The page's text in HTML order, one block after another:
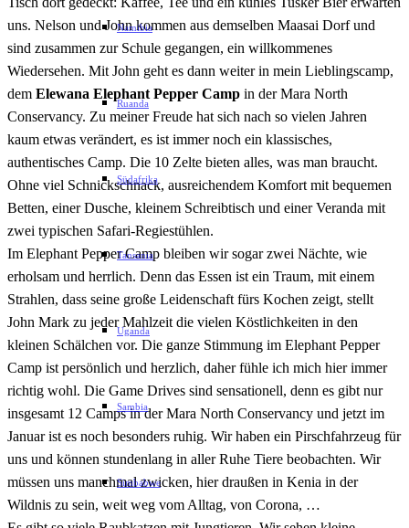
Namibia
Ruanda
Südafrika
Tansania
Uganda
Sambia
Simbabwe
uns. Nelson und John kommen aus demselben Maasai Dorf und
sind zusammen zur Schule gegangen, ein willkommenes
Wiedersehen. Mit John geht es dann weiter in mein Lieblingscamp,
dem Elewana Elephant Pepper Camp in der Mara North
Conservancy. Zu meiner Freude hat sich nach so vielen Jahren
kaum etwas verändert, es ist immer noch ein klassisches,
authentisches Camp. Die 10 Zelte bieten alles, was man braucht.
Ohne viel Schnickschnack, ausreichendem Komfort mit bequemen
Betten, einer Dusche, kleinem Schreibtisch und einer Veranda mit
zwei typischen Safari-Regiestühlen.
Im Elephant Pepper Camp bleiben wir sogar zwei Nächte, wie
erholsam und herrlich. Denn das Essen ist ein Traum, mit einem
Strahlen, dass seine große Leidenschaft fürs Kochen zeigt, stellt
John Mark zu jeder Mahlzeit die vielen Köstlichkeiten in den
kleinen Schälchen vor. Die ganze Stimmung im Elephant Pepper
Camp ist persönlich und herzlich, daher fühle ich mich hier immer
richtig wohl. Die Game Drives sind sensationell, denn es gibt nur
insgesamt 12 Camps in der Mara North Conservancy und jetzt im
Januar ist es noch besonders ruhig. Wir haben ein Pirschfahrzeug für
uns und können stundenlang in aller Ruhe Tiere beobachten. Wir
müssen uns manchmal zwicken, hier draußen in Kenia in der
Wildnis zu sein, weit weg vom Alltag, von Corona, …